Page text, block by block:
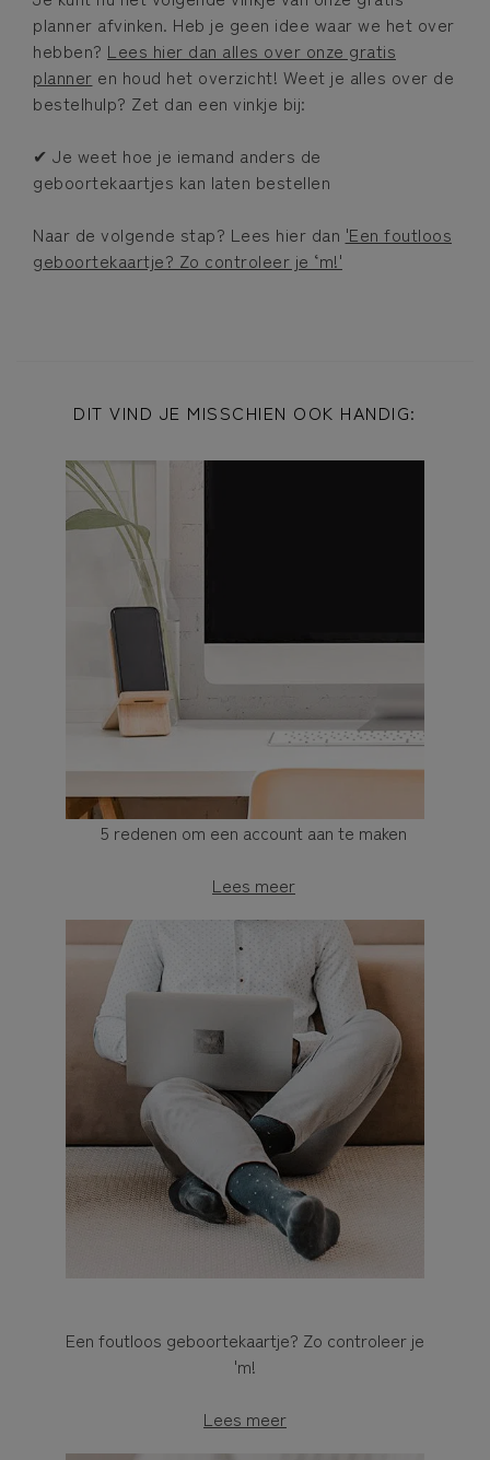
planner afvinken. Heb je geen idee waar we het over
hebben? Lees hier dan alles over onze gratis
planner en houd het overzicht! Weet je alles over de
bestelhulp? Zet dan een vinkje bij:
✔ Je weet hoe je iemand anders de
geboortekaartjes kan laten bestellen
Naar de volgende stap? Lees hier dan 'Een foutloos
geboortekaartje? Zo controleer je ‘m!'
DIT VIND JE MISSCHIEN OOK HANDIG:
5 redenen om een account aan te maken
Lees meer
Een foutloos geboortekaartje? Zo controleer je
'm!
Lees meer